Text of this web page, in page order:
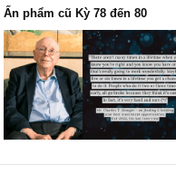
Ấn phẩm cũ Kỳ 78 đến 80